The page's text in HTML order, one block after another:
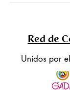
Red de
Unidos por